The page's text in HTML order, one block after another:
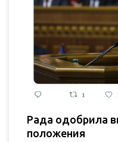
Рада одобрила
положения